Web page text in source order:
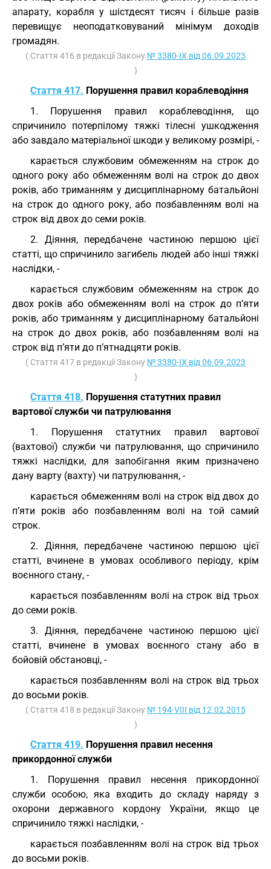
апарату, корабля у шістдесят тисяч і більше разів
перевищує неоподатковуваний мінімум доходів
громадян.
( Стаття 416 в редакції Закону № 3380-IX від 06.09.2023
)
Стаття 417. Порушення правил кораблеводіння
1. Порушення правил кораблеводіння, що
спричинило потерпілому тяжкі тілесні ушкодження
або завдало матеріальної шкоди у великому розмірі, -
карається службовим обмеженням на строк до
одного року або обмеженням волі на строк до двох
років, або триманням у дисциплінарному батальйоні
на строк до одного року, або позбавленням волі на
строк від двох до семи років.
2. Діяння, передбачене частиною першою цієї
статті, що спричинило загибель людей або інші тяжкі
наслідки, -
карається службовим обмеженням на строк до
двох років або обмеженням волі на строк до п’яти
років, або триманням у дисциплінарному батальйоні
на строк до двох років, або позбавленням волі на
строк від п’яти до п’ятнадцяти років.
( Стаття 417 в редакції Закону № 3380-IX від 06.09.2023
)
Стаття 418. Порушення статутних правил
вартової служби чи патрулювання
1. Порушення статутних правил вартової
(вахтової) служби чи патрулювання, що спричинило
тяжкі наслідки, для запобігання яким призначено
дану варту (вахту) чи патрулювання, -
карається обмеженням волі на строк від двох до
п’яти років або позбавленням волі на той самий
строк.
2. Діяння, передбачене частиною першою цієї
статті, вчинене в умовах особливого періоду, крім
воєнного стану, -
карається позбавленням волі на строк від трьох
до семи років.
3. Діяння, передбачене частиною першою цієї
статті, вчинене в умовах воєнного стану або в
бойовій обстановці, -
карається позбавленням волі на строк від трьох
до восьми років.
( Стаття 418 в редакції Закону № 194-VIII від 12.02.2015
)
Стаття 419. Порушення правил несення
прикордонної служби
1. Порушення правил несення прикордонної
служби особою, яка входить до складу наряду з
охорони державного кордону України, якщо це
спричинило тяжкі наслідки, -
карається позбавленням волі на строк від трьох
до восьми років.